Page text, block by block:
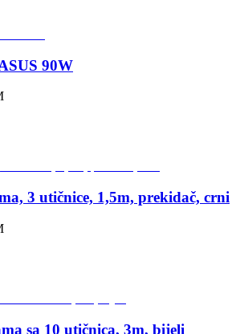
90W
3 utičnice, 1,5m, prekidač, crni
sa 10 utičnica, 3m, bijeli